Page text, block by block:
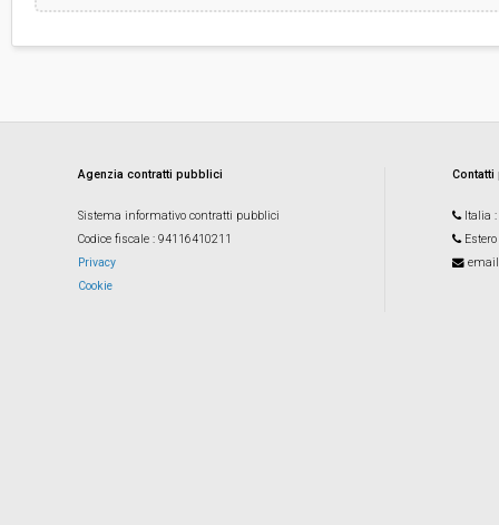
Agenzia contratti pubblici
Sistema informativo contratti pubblici
Codice fiscale : 94116410211
Privacy
Cookie
Italia
Estero
email